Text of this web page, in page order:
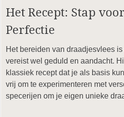
Het Recept: Stap
Perfectie
Het bereiden van draadjesvlees
vereist wel geduld en aandacht.
klassiek recept dat je als basis
vrij om te experimenteren met
specerijen om je eigen unieke